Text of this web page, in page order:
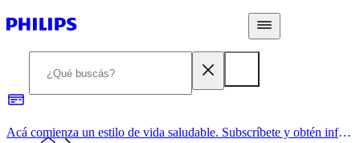
Acá comienza un estilo de vida saludable. Subscríbete y obtén información de primera mano